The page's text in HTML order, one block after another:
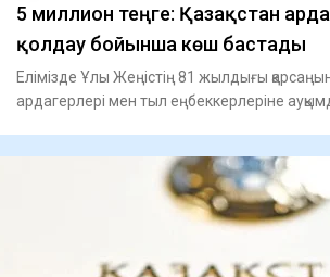
5 миллион теңге: Қазақстан
қолдау бойынша көш бастады
Елімізде Ұлы Жеңістің 81 жылдығы
ардагерлері мен тыл еңбеккерлеріне